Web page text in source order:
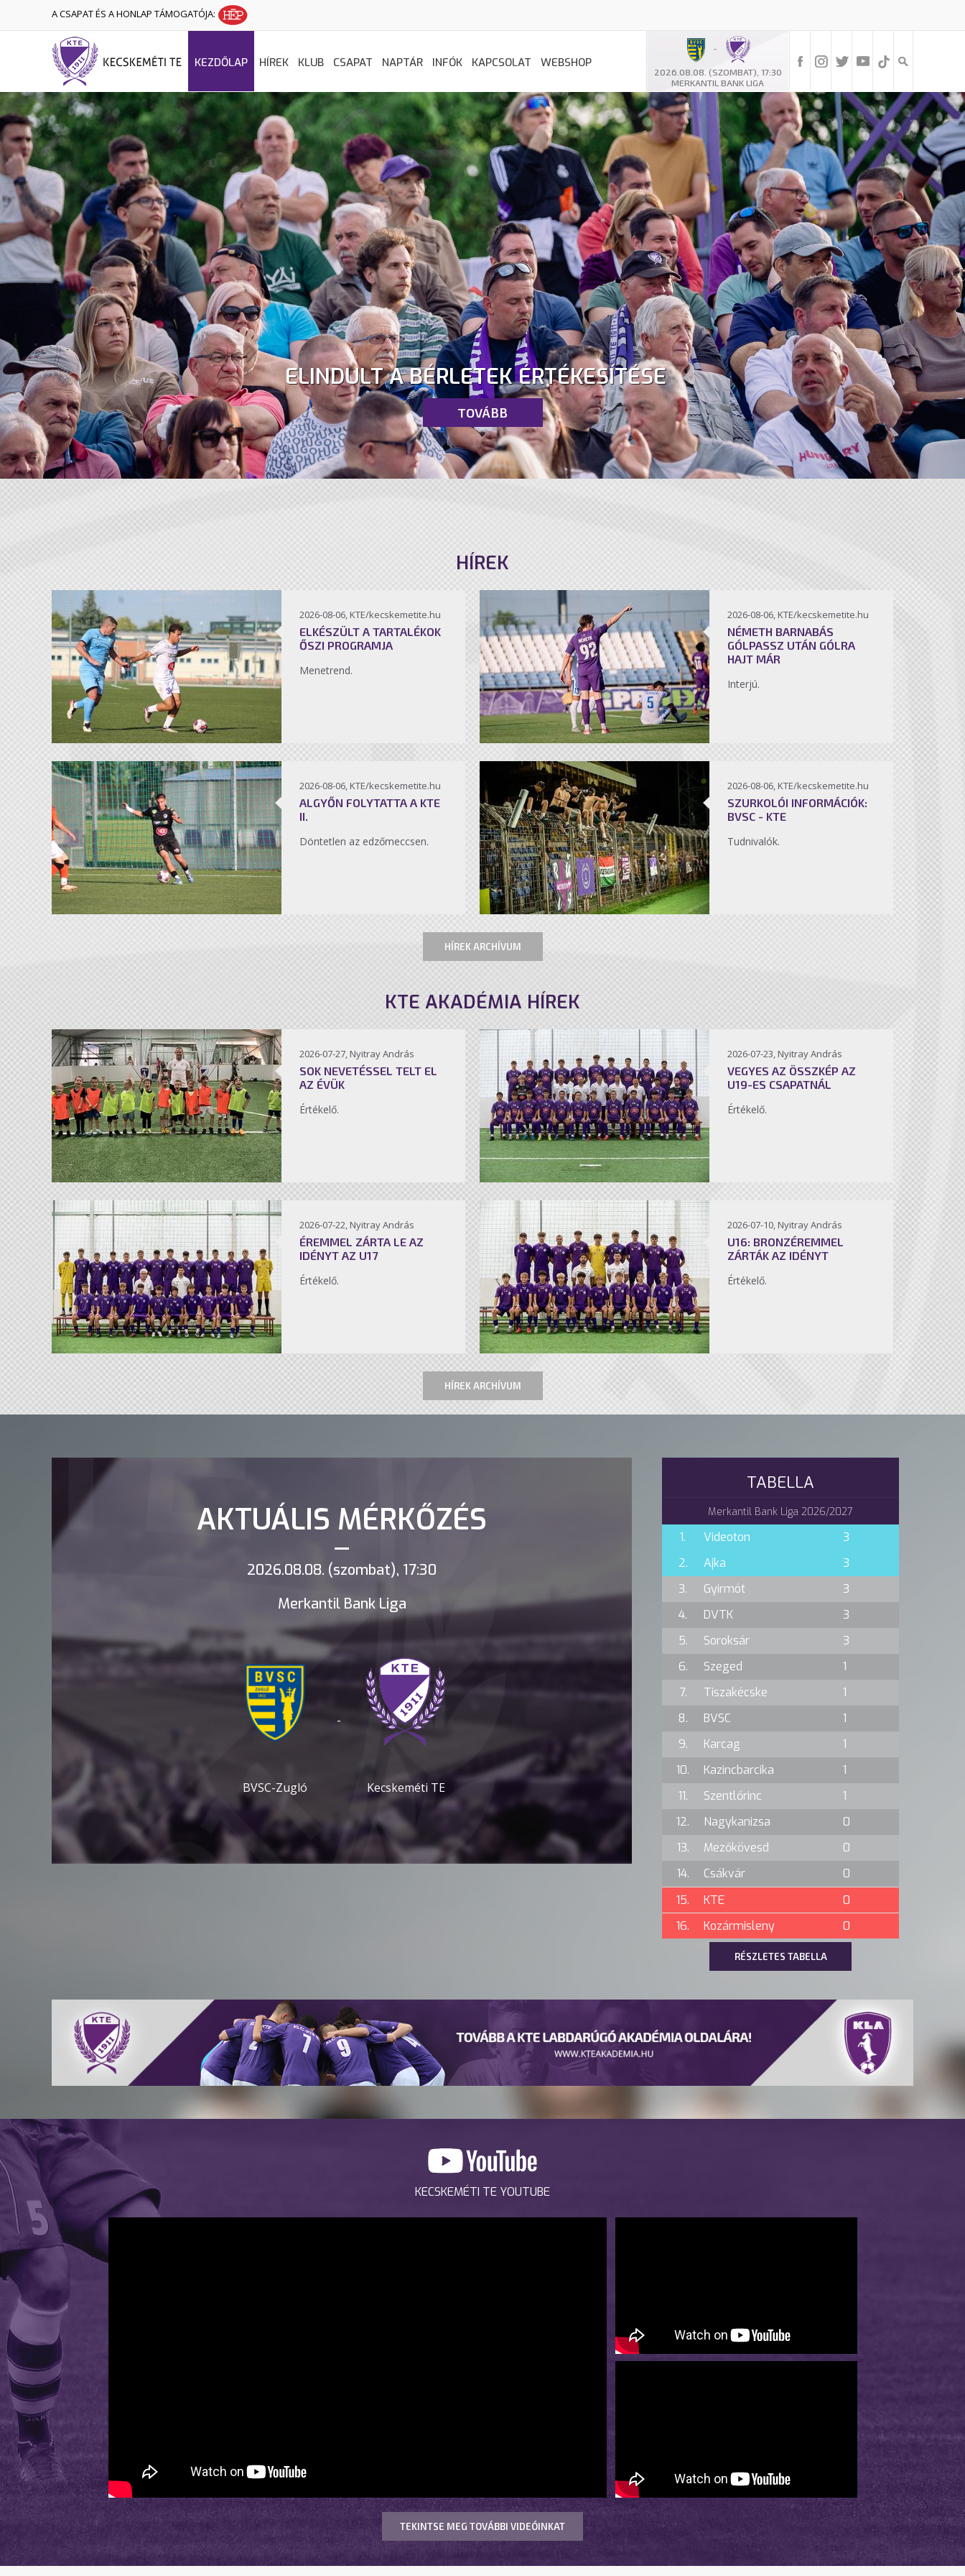
A CSAPAT ÉS A HONLAP TÁMOGATÓJA:
-
2026.08.08. (SZOMBAT), 17:30
MERKANTIL BANK LIGA
KEZDŐLAP HÍREK KLUB CSAPAT NAPTÁR INFÓK KAPCSOLAT WEBSHOP
ELINDULT A BÉRLETEK ÉRTÉKESÍTÉSE
TOVÁBB
HÍREK
2026-08-06, KTE/kecskemetite.hu
ELKÉSZÜLT A TARTALÉKOK
ŐSZI PROGRAMJA
Menetrend.
2026-08-06, KTE/kecskemetite.hu
NÉMETH BARNABÁS
GÓLPASSZ UTÁN GÓLRA
HAJT MÁR
Interjú.
2026-08-06, KTE/kecskemetite.hu
ALGYŐN FOLYTATTA A KTE
II.
Döntetlen az edzőmeccsen.
2026-08-06, KTE/kecskemetite.hu
SZURKOLÓI INFORMÁCIÓK:
BVSC - KTE
Tudnivalók.
HÍREK ARCHÍVUM
KTE AKADÉMIA HÍREK
2026-07-27, Nyitray András
SOK NEVETÉSSEL TELT EL
AZ ÉVÜK
Értékelő.
2026-07-23, Nyitray András
VEGYES AZ ÖSSZKÉP AZ
U19-ES CSAPATNÁL
Értékelő.
2026-07-22, Nyitray András
ÉREMMEL ZÁRTA LE AZ
IDÉNYT AZ U17
Értékelő.
2026-07-10, Nyitray András
U16: BRONZÉREMMEL
ZÁRTÁK AZ IDÉNYT
Értékelő.
HÍREK ARCHÍVUM
AKTUÁLIS MÉRKŐZÉS
2026.08.08. (szombat), 17:30
Merkantil Bank Liga
BVSC-Zugló
-
Kecskeméti TE
TABELLA
Merkantil Bank Liga 2026/2027
1. Videoton
3
2.
Ajka
3
3.
Gyirmót
3
4.
DVTK
3
5.
Soroksár
3
6.
Szeged
1
7.
Tiszakécske
1
8.
BVSC
1
9.
Karcag
1
10.
Kazincbarcika
1
11.
Szentlőrinc
1
12.
Nagykanizsa
0
13.
Mezőkövesd
0
14.
Csákvár
0
15.
KTE
0
16.
Kozármisleny 0
RÉSZLETES TABELLA
KECSKEMÉTI TE YOUTUBE
TEKINTSE MEG TOVÁBBI VIDEÓINKAT